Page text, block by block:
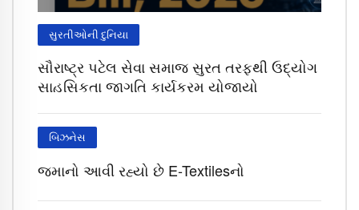
સુરતીઓની દુનિયા
સૌરાષ્ટ્ર પટેલ સેવા સમાજ સુરત તરફથી ઉદ્યોગ
સાહસિકતા જાગૃતિ કાર્યક્રમ યોજાયો
બિઝનેસ
જમાનો આવી રહ્યો છે E-Textilesનો